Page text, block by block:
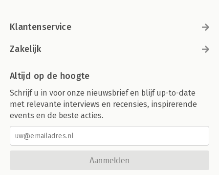
Klantenservice
Zakelijk
Altijd op de hoogte
Schrijf u in voor onze nieuwsbrief en blijf up-to-date
met relevante interviews en recensies, inspirerende
events en de beste acties.
Aanmelden